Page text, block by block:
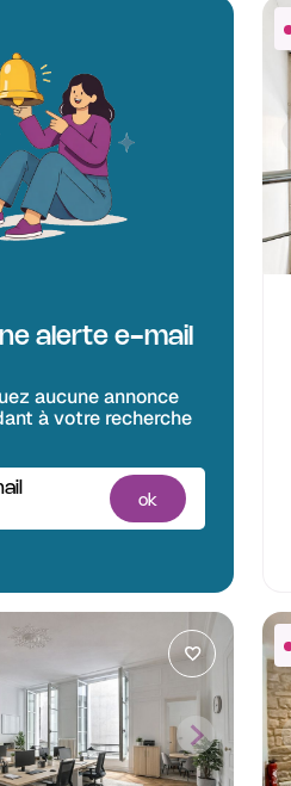
alerte e-mail
aucune annonce
à votre recherche
ok